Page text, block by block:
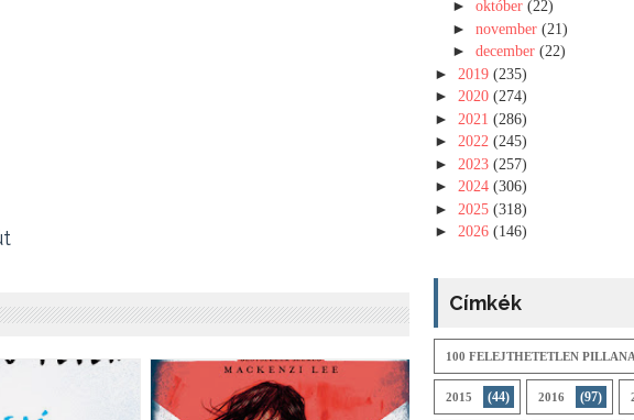
►október(22)
►november(21)
►december(22)
► 2019 (235)
► 2020 (274)
► 2021 (286)
► 2022 (245)
► 2023 (257)
► 2024 (306)
► 2025 (318)
► 2026 (146)
Címkék
100 FELEJTHETETLEN
2015 (44) 2016 (97)